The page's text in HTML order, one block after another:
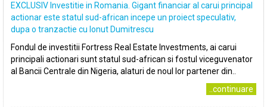
EXCLUSIV Investitie in Romania. Gigant financiar al carui principal
actionar este statul sud-african incepe un proiect speculativ,
dupa o tranzactie cu Ionut Dumitrescu
Fondul de investitii Fortress Real Estate Investments, ai carui
principali actionari sunt statul sud-african si fostul viceguvenator
al Bancii Centrale din Nigeria, alaturi de noul lor partener din..
..continuare